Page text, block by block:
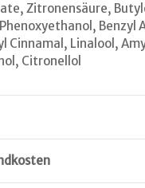
Zitronensäure,
Benzyl
Cinnamal, Linalool,
Citronellol